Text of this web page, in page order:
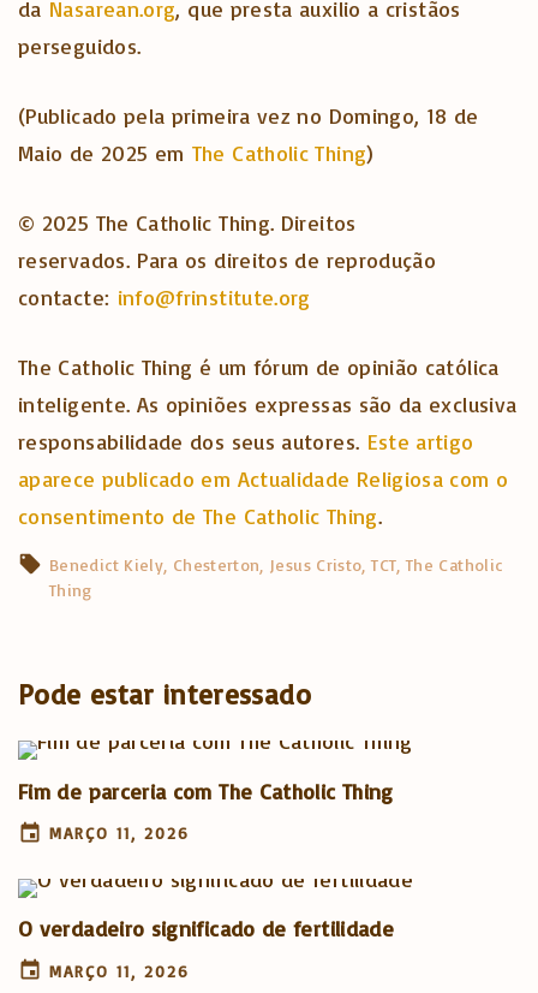
da Nasarean.org, que presta auxilio a cristãos
perseguidos.
(Publicado pela primeira vez no Domingo, 18 de
Maio de 2025 em The Catholic Thing)
© 2025 The Catholic Thing. Direitos
reservados. Para os direitos de reprodução
contacte: info@frinstitute.org
The Catholic Thing é um fórum de opinião católica
inteligente. As opiniões expressas são da exclusiva
responsabilidade dos seus autores. Este artigo
aparece publicado em Actualidade Religiosa com o
consentimento de The Catholic Thing.
Benedict Kiely Chesterton Jesus Cristo TCT The Catholic
Thing
Pode estar interessado
Fim de parceria com The Catholic Thing
MARÇO 11, 2026
O verdadeiro significado de fertilidade
MARÇO 11, 2026